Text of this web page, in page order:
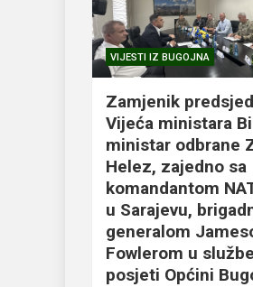
VIJESTI IZ BUGOJNA
Zamjenik
Vijeća ministara
ministar odbrane
Helez, zajedno sa
komandantom
u Sarajevu,
generalom
Fowlerom u
posjeti Općini